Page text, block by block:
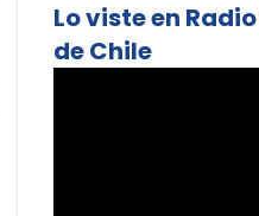
Lo viste en
de Chile